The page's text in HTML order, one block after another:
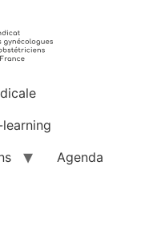
learning
Agenda